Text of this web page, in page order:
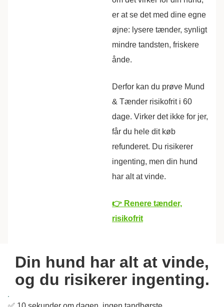
er at se det med dine egne
øjne: lysere tænder, synligt
mindre tandsten, friskere
ånde.
Derfor kan du prøve Mund
& Tænder risikofrit i 60
dage. Virker det ikke for jer,
får du hele dit køb
refunderet. Du risikerer
ingenting, men din hund
har alt at vinde.
👉 Renere tænder,
risikofrit
Din hund har alt at vinde,
og du risikerer ingenting.